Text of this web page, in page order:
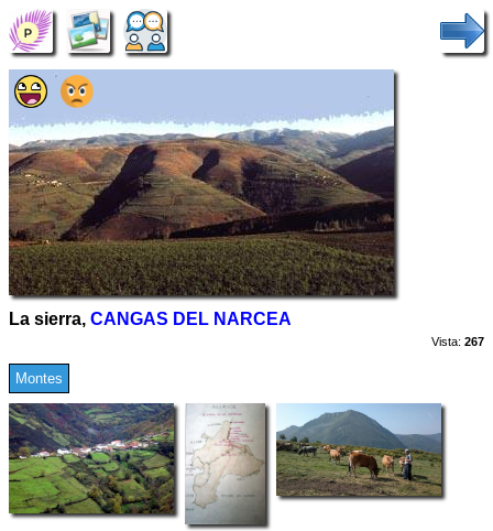
La sierra, CANGAS DEL NARCEA
Vista: 267
Montes